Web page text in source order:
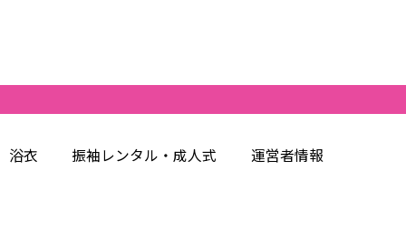
浴衣 振袖レンタル・成人式 運営者情報